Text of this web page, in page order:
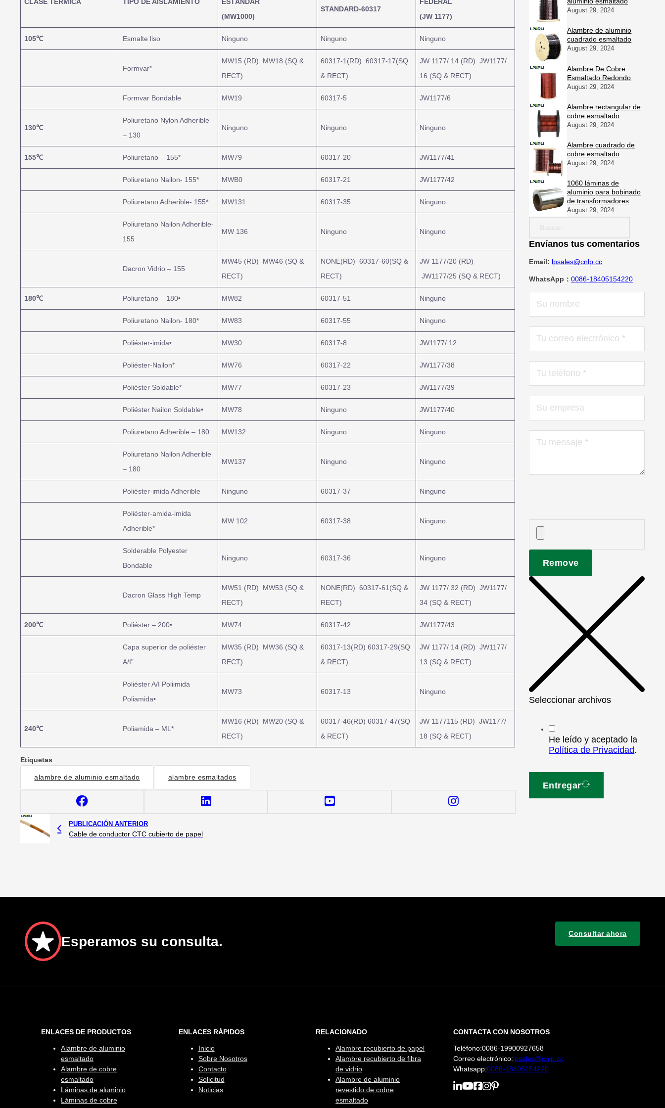
CLASE TERMICA TIPO DE AISLAMIENTO
ESTÁNDAR
(MW1000)
STANDARD-60317
FEDERAL
(JW 1177)
105℃ Esmalte liso Ninguno Ninguno Ninguno
Formvar*
MW15 (RD) MW18 (SQ &
RECT)
60317-1(RD) 60317-17(SQ
& RECT)
JW 1177/ 14 (RD) JW1177/
16 (SQ & RECT)
Formvar Bondable MW19 60317-5 JW1177/6
130℃
Poliuretano Nylon Adherible
– 130
Ninguno Ninguno Ninguno
155℃ Poliuretano – 155* MW79 60317-20 JW1177/41
Poliuretano Nailon- 155* MWB0 60317-21 JW1177/42
Poliuretano Adherible- 155* MW131 60317-35 Ninguno
Poliuretano Nailon Adherible-
155
MW 136 Ninguno Ninguno
Dacron Vidrio – 155
MW45 (RD) MW46 (SQ &
RECT)
NONE(RD) 60317-60(SQ &
RECT)
JW 1177/20 (RD)
JW1177/25 (SQ & RECT)
180℃ Poliuretano – 180• MW82 60317-51 Ninguno
Poliuretano Nailon- 180* MW83 60317-55 Ninguno
Poliéster-imida• MW30 60317-8 JW1177/ 12
Poliéster-Nailon* MW76 60317-22 JW1177/38
Poliéster Soldable* MW77 60317-23 JW1177/39
Poliéster Nailon Soldable• MW78 Ninguno JW1177/40
Poliuretano Adherible – 180 MW132 Ninguno Ninguno
Poliuretano Nailon Adherible
– 180
MW137 Ninguno Ninguno
Poliéster-imida Adherible Ninguno 60317-37 Ninguno
Poliéster-amida-imida
Adherible*
MW 102 60317-38 Ninguno
Solderable Polyester
Bondable
Ninguno 60317-36 Ninguno
Dacron Glass High Temp
MW51 (RD) MW53 (SQ &
RECT)
NONE(RD) 60317-61(SQ &
RECT)
JW 1177/ 32 (RD) JW1177/
34 (SQ & RECT)
200℃ Poliéster – 200• MW74 60317-42 JW1177/43
Capa superior de poliéster
A/I”
MW35 (RD) MW36 (SQ &
RECT)
60317-13(RD) 60317-29(SQ
& RECT)
JW 1177/ 14 (RD) JW1177/
13 (SQ & RECT)
Poliéster A/I Poliimida
Poliamida•
MW73 60317-13 Ninguno
240℃ Poliamida – ML*
MW16 (RD) MW20 (SQ &
RECT)
60317-46(RD) 60317-47(SQ
& RECT)
JW 1177115 (RD) JW1177/
18 (SQ & RECT)
Etiquetas
alambre de aluminio esmaltado alambre esmaltados
PUBLICACIÓN ANTERIOR
Cable de conductor CTC cubierto de papel
August 29, 2024
Alambre de aluminio
cuadrado esmaltado
August 29, 2024
Alambre De Cobre
Esmaltado Redondo
August 29, 2024
Alambre rectangular de
cobre esmaltado
August 29, 2024
Alambre cuadrado de
cobre esmaltado
August 29, 2024
1060 láminas de
aluminio para bobinado
de transformadores
August 29, 2024
Envíanos tus comentarios
Email: lpsales@cnlp.cc
WhatsApp：0086-18405154220
Remove
Seleccionar archivos
He leído y aceptado la
Política de Privacidad.
Entregar
Esperamos su consulta.
Consultar ahora
ENLACES DE PRODUCTOS
Alambre de aluminio
esmaltado
Alambre de cobre
esmaltado
Láminas de aluminio
Láminas de cobre
ENLACES RÁPIDOS
Inicio
Sobre Nosotros
Contacto
Solicitud
Noticias
RELACIONADO
Alambre recubierto de papel
Alambre recubierto de fibra
de vidrio
Alambre de aluminio
revestido de cobre
esmaltado
CONTACTA CON NOSOTROS
Teléfono:0086-19900927658
Correo electrónico:lpsales@cnlp.cc
Whatsapp:0086-18405154220